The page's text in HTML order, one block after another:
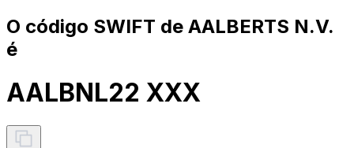
O código SWIFT de AALBERTS N.V.
é
AALBNL22 XXX